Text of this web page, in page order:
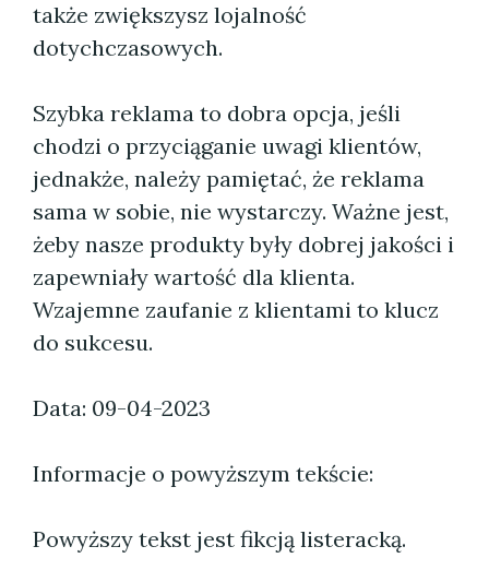
także zwiększysz lojalność
dotychczasowych.
Szybka reklama to dobra opcja, jeśli
chodzi o przyciąganie uwagi klientów,
jednakże, należy pamiętać, że reklama
sama w sobie, nie wystarczy. Ważne jest,
żeby nasze produkty były dobrej jakości i
zapewniały wartość dla klienta.
Wzajemne zaufanie z klientami to klucz
do sukcesu.
Data: 09-04-2023
Informacje o powyższym tekście:
Powyższy tekst jest fikcją listeracką.